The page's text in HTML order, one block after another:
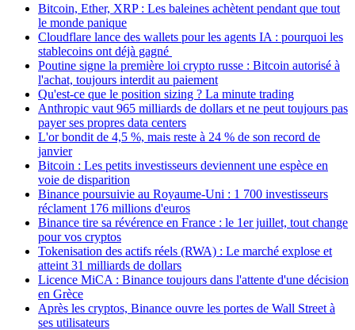
Bitcoin, Ether, XRP : Les baleines achètent pendant que tout
le monde panique
Cloudflare lance des wallets pour les agents IA : pourquoi les
stablecoins ont déjà gagné
Poutine signe la première loi crypto russe : Bitcoin autorisé à
l'achat, toujours interdit au paiement
Qu'est-ce que le position sizing ? La minute trading
Anthropic vaut 965 milliards de dollars et ne peut toujours pas
payer ses propres data centers
L'or bondit de 4,5 %, mais reste à 24 % de son record de
janvier
Bitcoin : Les petits investisseurs deviennent une espèce en
voie de disparition
Binance poursuivie au Royaume-Uni : 1 700 investisseurs
réclament 176 millions d'euros
Binance tire sa révérence en France : le 1er juillet, tout change
pour vos cryptos
Tokenisation des actifs réels (RWA) : Le marché explose et
atteint 31 milliards de dollars
Licence MiCA : Binance toujours dans l'attente d'une décision
en Grèce
Après les cryptos, Binance ouvre les portes de Wall Street à
ses utilisateurs